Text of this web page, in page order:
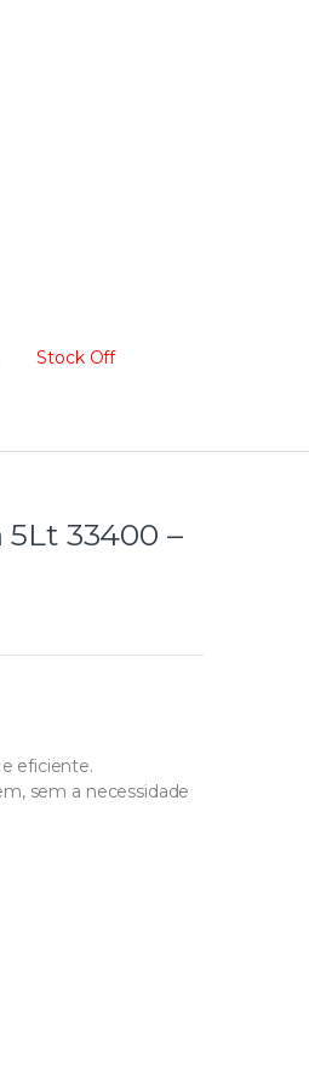
Stock Off
5Lt 33400 –
eficiente.
sem a necessidade